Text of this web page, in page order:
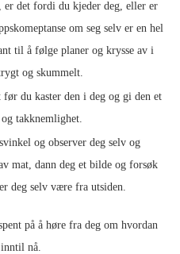
er det fordi du kjeder deg, eller er
om seg selv er en hel
til å følge planer og krysse av i
og skummelt.
før du kaster den i deg og gi den et
takknemlighet.
og observer deg selv og
mat, dann deg et bilde og forsøk
deg selv være fra utsiden.
på å høre fra deg om hvordan
nå.